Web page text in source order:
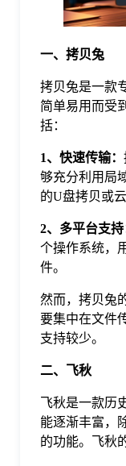
一、拷贝兔
拷贝兔是一款
简单易用而受
括：
1、快速传输：
够充分利用局
的U盘拷贝或云
2、多平台支持
个操作系统，
件。
然而，拷贝兔
要集中在文件
支持较少。
二、飞秋
飞秋是一款历
能逐渐丰富，
的功能。飞秋